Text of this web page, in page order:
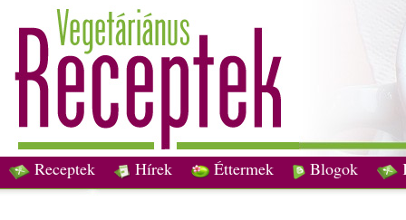
Receptek Hírek Éttermek Blogok